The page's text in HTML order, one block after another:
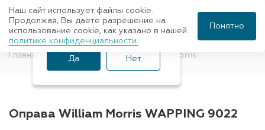
Главная Оправы для очков William Morris
Оправа William Morris WAPPING 9022
Ваш город Санкт-
Петербург?
Да Нет
Наш сайт использует файлы cookie.
Продолжая, Вы даете разрешение на
использование cookie, как указано в нашей
политике конфиденциальности.
Понятно